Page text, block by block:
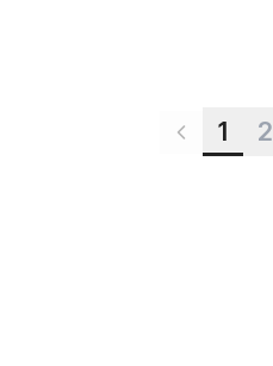
1 2